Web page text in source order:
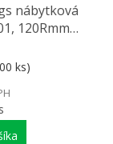
nábytková
120Rmm,
ks)